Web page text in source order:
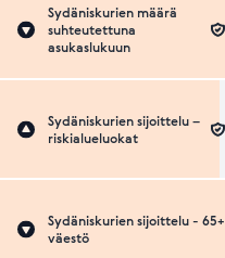
Sydäniskurien määrä
suhteutettuna
asukaslukuun
Sydäniskurien sijoittelu –
riskialueluokat
Sydäniskurien sijoittelu - 65+
väestö